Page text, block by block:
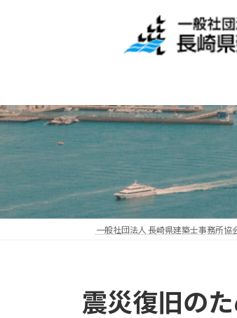
ス
キ
ッ
ン
に
移
一般社団法人 長崎県建築士事務所協
震災復旧の